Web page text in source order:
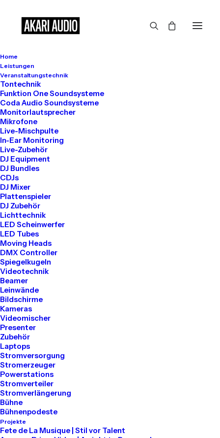
Home
Leistungen
Veranstaltungstechnik
Tontechnik
Funktion One Soundsysteme
Coda Audio Soundsysteme
Monitorlautsprecher
Mikrofone
Live-Mischpulte
In-Ear Monitoring
Live-Zubehör
DJ Equipment
DJ Bundles
CDJs
DJ Mixer
Plattenspieler
DJ Zubehör
Lichttechnik
LED Scheinwerfer
LED Tubes
Moving Heads
DMX Controller
Spiegelkugeln
Videotechnik
Beamer
Leinwände
Bildschirme
Kameras
Videomischer
Presenter
Zubehör
Laptops
Stromversorgung
Stromerzeuger
Powerstations
Stromverteiler
Stromverlängerung
Bühne
Bühnenpodeste
Projekte
Fete de La Musique | Stil vor Talent
Großes kündigt sich an
Hier bahnt sich etwas Großes an! Unser Shop ist in Arbeit und
wird bald veröffentlicht!
Get in touch
Tel: 030 2000 5441
Mail: info@akari-audio.de
Unser Standort
Akari Events
Bessemerstraße 80
12013 Berlin
Mieten